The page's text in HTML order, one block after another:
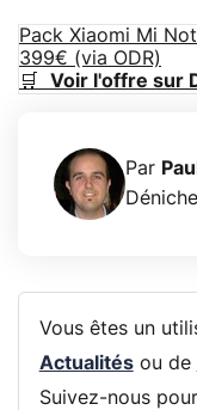
Pack Xiaomi Mi
399€ (via ODR)
🛒 Voir l'offre sur
Par
Vous êtes un
Actualitésou de
Suivez-nous